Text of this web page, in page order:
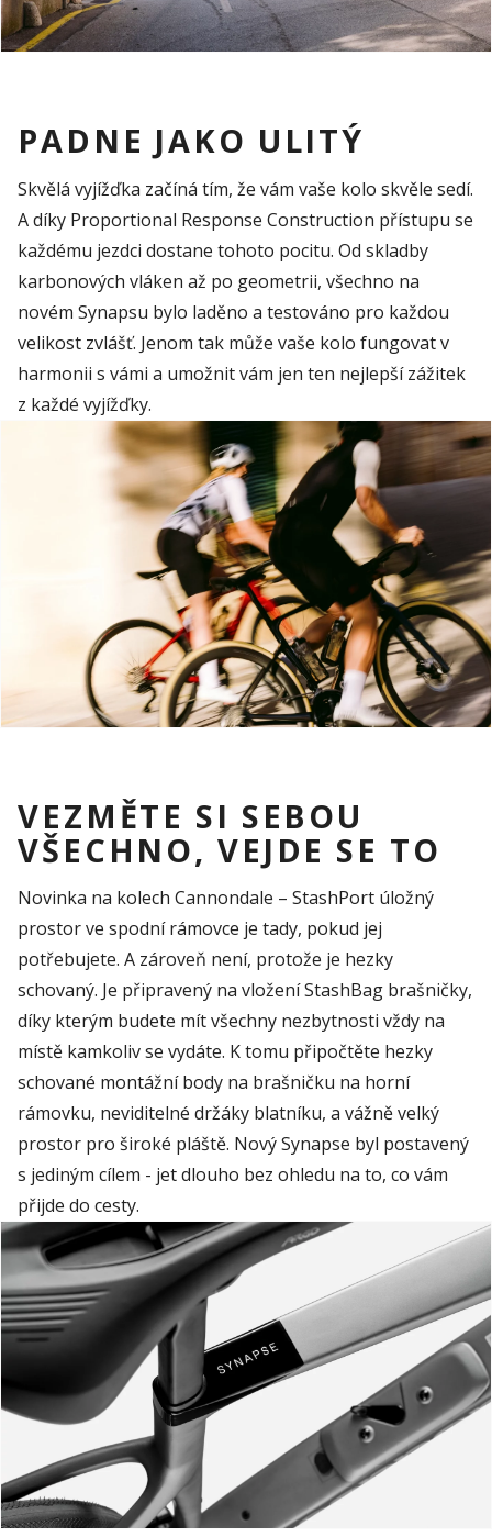
PADNE JAKO ULITÝ
Skvělá vyjížďka začíná tím, že vám vaše kolo skvěle sedí.
A díky Proportional Response Construction přístupu se
každému jezdci dostane tohoto pocitu. Od skladby
karbonových vláken až po geometrii, všechno na
novém Synapsu bylo laděno a testováno pro každou
velikost zvlášť. Jenom tak může vaše kolo fungovatv
harmonii s vámi a umožnitvám jen ten nejlepší zážitek
z každé vyjížďky.
VEZMĚTE SI SEBOU
VŠECHNO, VEJDE SE TO
Novinka na kolech Cannondale – StashPort úložný
prostorve spodní rámovce je tady, pokud jej
potřebujete. A zároveň není, protože je hezky
schovaný. Je připravený na vloženíStashBag brašničky,
díky kterým budete mítvšechny nezbytnosti vždy na
místě kamkolivse vydáte. Ktomu připočtěte hezky
schované montážníbody na brašničku na horní
rámovku, neviditelné držáky blatníku, a vážněvelký
prostor pro široké pláště. Nový Synapse byl postavený
s jediným cílem - jetdlouho bez ohledu na to, co vám
přijde do cesty.